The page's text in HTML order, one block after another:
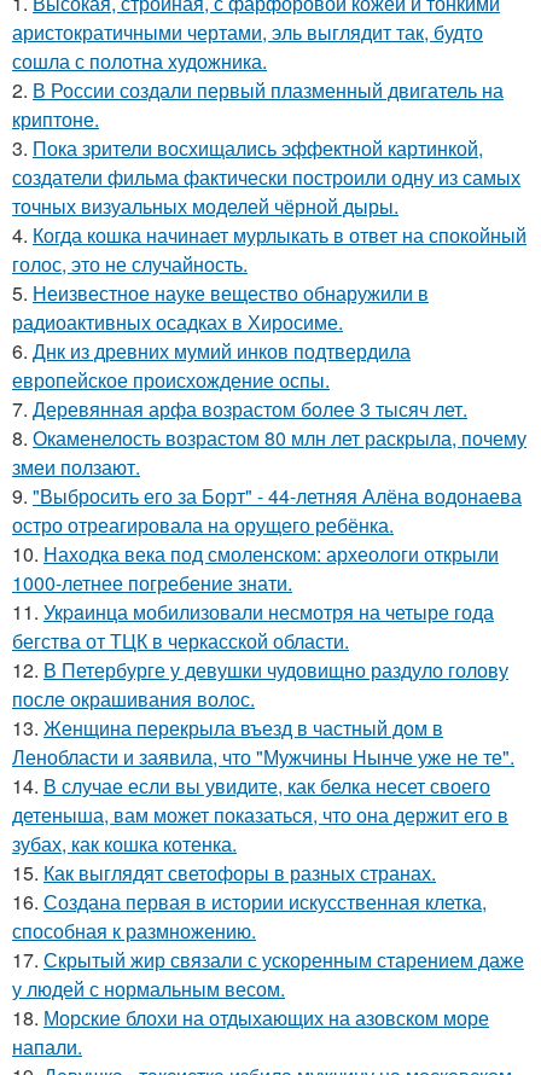
аристократичными чертами, эль выглядит так, будто
сошла с полотна художника.
2. В России создали первый плазменный двигатель на
криптоне.
3. Пока зрители восхищались эффектной картинкой,
создатели фильма фактически построили одну из самых
точных визуальных моделей чёрной дыры.
4. Когда кошка начинает мурлыкать в ответ на спокойный
голос, это не случайность.
5. Неизвестное науке вещество обнаружили в
радиоактивных осадках в Хиросиме.
6. Днк из древних мумий инков подтвердила
европейское происхождение оспы.
7. Деревянная арфа возрастом более 3 тысяч лет.
8. Окаменелость возрастом 80 млн лет раскрыла, почему
змеи ползают.
9. "Выбросить его за Борт" - 44-летняя Алёна водонаева
остро отреагировала на орущего ребёнка.
10. Находка века под смоленском: археологи открыли
1000-летнее погребение знати.
11. Укpaинца мобилизовали несмотря на четыре года
бегства от ТЦК в черкасской области.
12. В Петербурге у девушки чудовищно раздуло голову
после окрашивания волос.
13. Женщина перекрыла въезд в частный дом в
Ленобласти и заявила, что "Мужчины Нынче уже не те".
14. В случае если вы увидите, как белка несет своего
детеныша, вам может показаться, что она держит его в
зубах, как кошка котенка.
15. Как выглядят светофоры в разных странах.
16. Создана первая в истории искусственная клетка,
способная к размножению.
17. Скрытый жир связали с ускоренным старением даже
у людей с нормальным весом.
18. Морские блохи на отдыхающих на азовском море
напали.